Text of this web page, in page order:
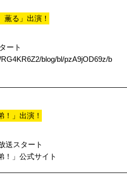
薫る」出演！
ート
blog/bl/pzA9jOD69z/b
！」出演！
送スタート
！」公式サイト